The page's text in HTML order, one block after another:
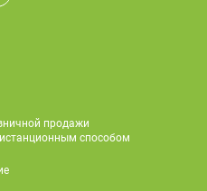
продажи
способом